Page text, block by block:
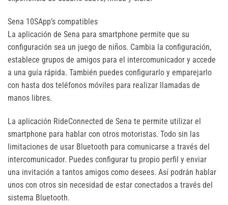
Sena 10SApp’s compatibles
La aplicación de Sena para smartphone permite que su
configuración sea un juego de niños. Cambia la configuración,
establece grupos de amigos para el intercomunicador y accede
a una guía rápida. También puedes configurarlo y emparejarlo
con hasta dos teléfonos móviles para realizar llamadas de
manos libres.
La aplicación RideConnected de Sena te permite utilizar el
smartphone para hablar con otros motoristas. Todo sin las
limitaciones de usar Bluetooth para comunicarse a través del
intercomunicador. Puedes configurar tu propio perfil y enviar
una invitación a tantos amigos como desees. Así podrán hablar
unos con otros sin necesidad de estar conectados a través del
sistema Bluetooth.